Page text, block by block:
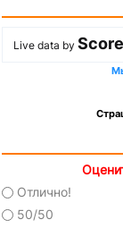
Live data by
Отлично!
50/50